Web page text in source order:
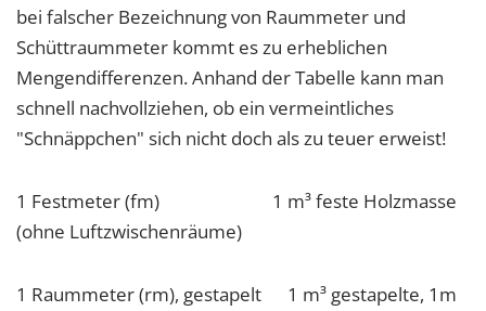
bei falscher Bezeichnung von Raummeter und
Schüttraummeter kommt es zu erheblichen
Mengendifferenzen. Anhand der Tabelle kann man
schnell nachvollziehen, ob ein vermeintliches
"Schnäppchen" sich nicht doch als zu teuer erweist!
1 Festmeter (fm) 1 m³ feste Holzmasse
(ohne Luftzwischenräume)
1 Raummeter (rm), gestapelt 1 m³ gestapelte, 1m